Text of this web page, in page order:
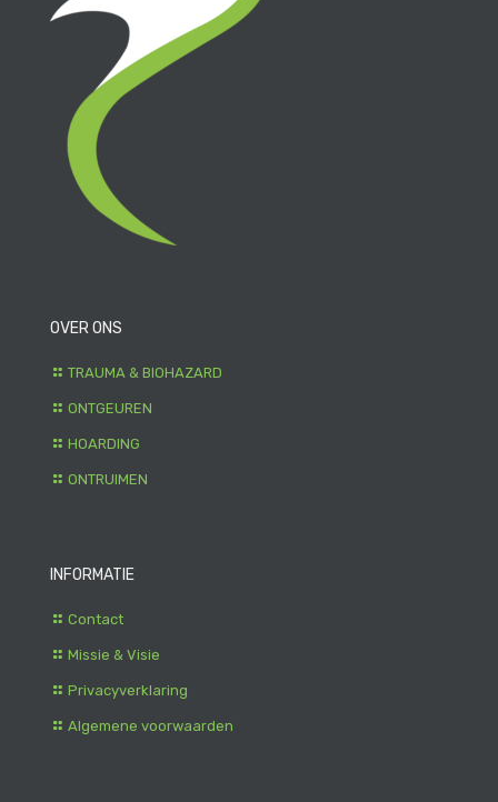
OVER ONS
TRAUMA & BIOHAZARD
ONTGEUREN
HOARDING
ONTRUIMEN
INFORMATIE
Contact
Missie & Visie
Privacyverklaring
Algemene voorwaarden